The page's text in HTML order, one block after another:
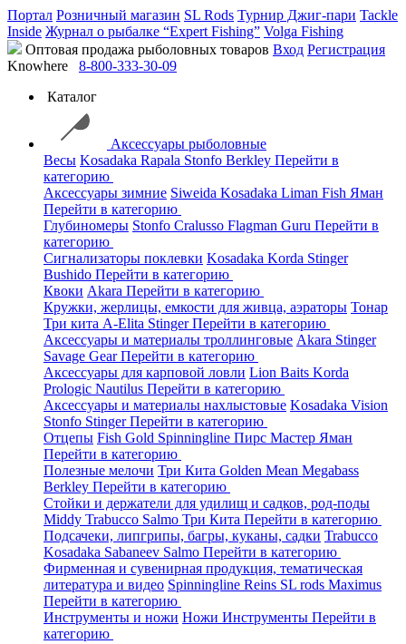
Портал Розничный магазин SL Rods Турнир Джиг-пари Tackle
Inside Журнал о рыбалке “Expert Fishing” Volga Fishing
Оптовая продажа рыболовных товаров Вход Регистрация
Knowhere
8-800-333-30-09
Каталог
Аксессуары рыболовные
Весы Kosadaka Rapala Stonfo Berkley Перейти в
категорию
Аксессуары зимние Siweida Kosadaka Liman Fish Яман
Перейти в категорию
Глубиномеры Stonfo Cralusso Flagman Guru Перейти в
категорию
Сигнализаторы поклевки Kosadaka Korda Stinger
Bushido Перейти в категорию
Квоки Akara Перейти в категорию
Кружки, жерлицы, емкости для живца, аэраторы Тонар
Три кита A-Elita StingerПерейти в категорию
Аксессуары и материалы троллинговые Akara Stinger
Savage GearПерейти в категорию
Аксессуары для карповой ловли Lion Baits Korda
Prologic Nautilus Перейти в категорию
Аксессуары и материалы нахлыстовые Kosadaka Vision
Stonfo StingerПерейти в категорию
Отцепы Fish Gold Spinningline Пирс Мастер Яман
Перейти в категорию
Полезные мелочи Три Кита Golden Mean Megabass
Berkley Перейти в категорию
Стойки и держатели для удилищ и садков, род-поды
Middy Trabucco Salmo Три Кита Перейти в категорию
Подсачеки, липгрипы, багры, куканы, садки Trabucco
Kosadaka Sabaneev Salmo Перейти в категорию
Фирменная и сувенирная продукция, тематическая
литература и видео Spinningline Reins SL rods Maximus
Перейти в категорию
Инструменты и ножи Ножи Инструменты Перейти в
категорию